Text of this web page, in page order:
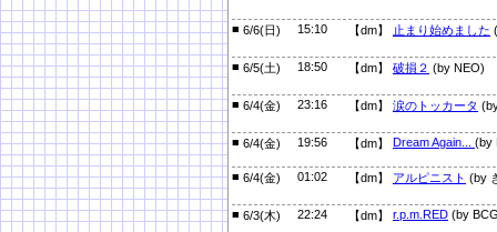
■ 6/6(日) 15:10 【dm】 止まり始めました
■ 6/5(土) 18:50 【dm】 破損２ (by NEO)
■ 6/4(金) 23:16 【dm】 涙のトッカータ
■ 6/4(金) 19:56 【dm】 Dream Again... (by
■ 6/4(金) 01:02 【dm】 アルピニスト (by
■ 6/3(木) 22:24 【dm】 r.p.m.RED (by